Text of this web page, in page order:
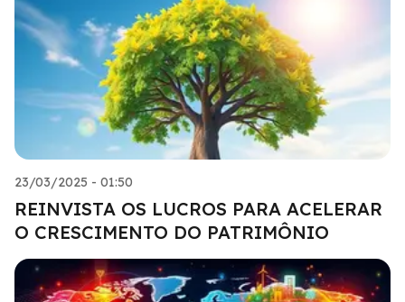
23/03/2025 - 01:50
REINVISTA OS LUCROS PARA ACELERAR
O CRESCIMENTO DO PATRIMÔNIO